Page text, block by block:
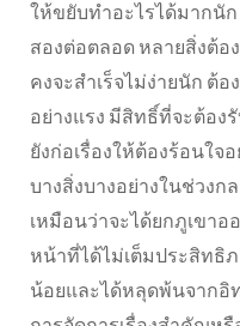
ให้ขยับทำอะไรได้มากนั
สองต่อตลอด หลายสิ่งต้อ
คงจะสำเร็จไม่ง่ายนัก ต้
อย่างแรง มีสิทธิ์ที่จะต้อง
ยังก่อเรื่องให้ต้องร้อนใจ
บางสิ่งบางอย่างในช่วง
เหมือนว่าจะได้ยกภูเขา
หน้าที่ได้ไม่เต็มประสิทธิ
น้อยและได้หลุดพ้นจากอิ